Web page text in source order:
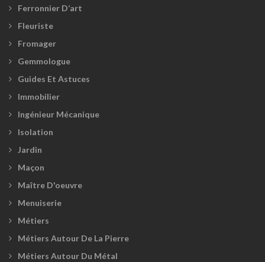
Ferronnier D’art
Fleuriste
Fromager
Gemmologue
Guides Et Astuces
Immobilier
Ingénieur Mécanique
Isolation
Jardin
Maçon
Maître D'oeuvre
Menuiserie
Métiers
Métiers Autour De La Pierre
Métiers Autour Du Métal